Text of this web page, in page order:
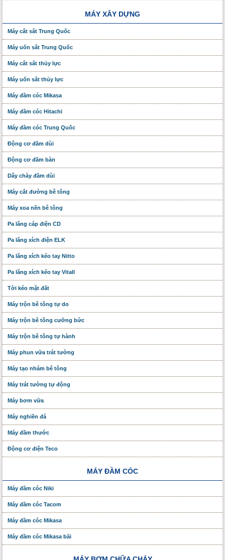
MÁY XÂY DỰNG
Máy cắt sắt Trung Quốc
Máy uốn sắt Trung Quốc
Máy cắt sắt thủy lực
Máy uốn sắt thủy lực
Máy đầm cóc Mikasa
Máy đầm cóc Hitachi
Máy đầm cóc Trung Quốc
Động cơ đầm dùi
Động cơ đầm bàn
Dây chày đầm dùi
Máy cắt đường bê tông
Máy xoa nền bê tông
Pa lăng cáp điện CD
Pa lăng xích điện ELK
Pa lăng xích kéo tay Nitto
Pa lăng xích kéo tay Vitall
Tời kéo mặt đất
Máy trộn bê tông tự do
Máy trộn bê tông cưỡng bức
Máy trộn bê tông tự hành
Máy phun vữa trát tường
Máy tạo nhám bê tông
Máy trát tường tự động
Máy bơm vữa
Máy nghiền đá
Máy đầm thước
Động cơ điện Teco
MÁY ĐẦM CÓC
Máy đầm cóc Niki
Máy đầm cóc Tacom
Máy đầm cóc Mikasa
Máy đầm cóc Mikasa bãi